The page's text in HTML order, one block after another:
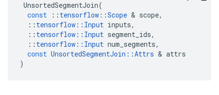
UnsortedSegmentJoin(
const
:: tensorflow ::Scope & scope,
:: tensorflow :: Input inputs,
:: tensorflow :: Input segment_ids,
:: tensorflow :: Input num_segments,
const UnsortedSegmentJoin ::Attrs & attrs
)